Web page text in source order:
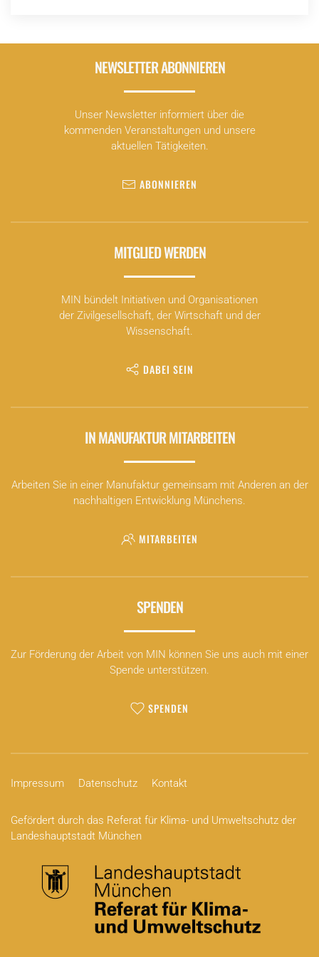
NEWSLETTER ABONNIEREN
Unser Newsletter informiert über die
kommenden Veranstaltungen und unsere
aktuellen Tätigkeiten.
ABONNIEREN
MITGLIED WERDEN
MIN bündelt Initiativen und Organisationen
der Zivilgesellschaft, der Wirtschaft und der
Wissenschaft.
DABEI SEIN
IN MANUFAKTUR MITARBEITEN
Arbeiten Sie in einer Manufaktur gemeinsam mit Anderen an der
nachhaltigen Entwicklung Münchens.
MITARBEITEN
SPENDEN
Zur Förderung der Arbeit von MIN können Sie uns auch mit einer
Spende unterstützen.
SPENDEN
Impressum Datenschutz Kontakt
Gefördert durch das Referat für Klima- und Umweltschutz der
Landeshauptstadt München